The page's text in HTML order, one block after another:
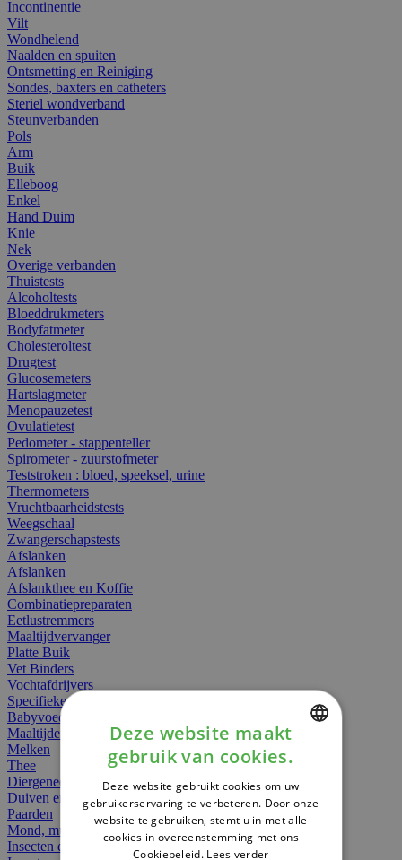
Incontinentie
Vilt
Wondhelend
Naalden en spuiten
Ontsmetting en Reiniging
Sondes, baxters en catheters
Steriel wondverband
Steunverbanden
Pols
Arm
Buik
Elleboog
Enkel
Hand Duim
Knie
Nek
Overige verbanden
Thuistests
Alcoholtests
Bloeddrukmeters
Bodyfatmeter
Cholesteroltest
Drugtest
Glucosemeters
Hartslagmeter
Menopauzetest
Ovulatietest
Pedometer - stappenteller
Spirometer - zuurstofmeter
Teststroken : bloed, speeksel, urine
Thermometers
Vruchtbaarheidstests
Weegschaal
Zwangerschapstests
Afslanken
Afslanken
Afslankthee en Koffie
Combinatiepreparaten
Eetlustremmers
Maaltijdvervanger
Platte Buik
Vet Binders
Vochtafdrijvers
Specifieke Voeding
Babyvoeding
Maaltijden
Melken
Thee
Diergeneesmiddelen
Duiven en vogels
Paarden
Mond, muil of snavel
Insecten dieren
DUTCH
FRENCH
ENGLISH
Deze website maakt
gebruik van cookies.
Deze website gebruikt cookies om uw
gebruikerservaring te verbeteren. Door onze
website te gebruiken, stemt u in met alle
cookies in overeenstemming met ons
Cookiebeleid. Lees verder